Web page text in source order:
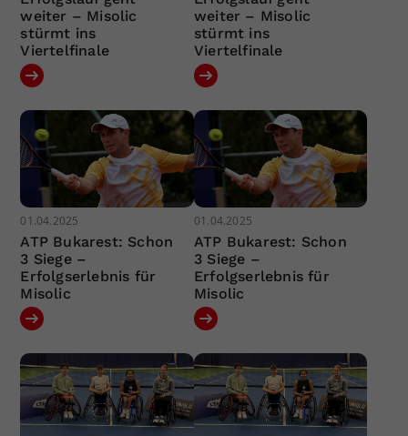
weiter – Misolic
stürmt ins
Viertelfinale
weiter – Misolic
stürmt ins
Viertelfinale
01.04.2025
ATP Bukarest: Schon
3 Siege –
Erfolgserlebnis für
Misolic
01.04.2025
ATP Bukarest: Schon
3 Siege –
Erfolgserlebnis für
Misolic